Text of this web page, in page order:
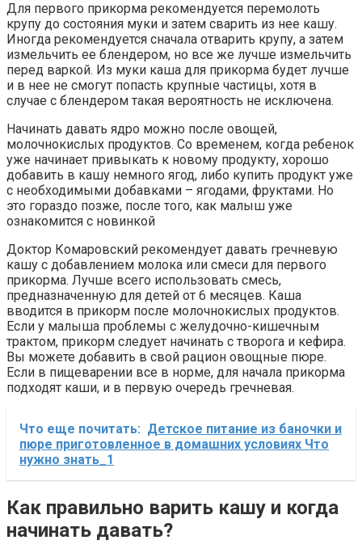
Для первого прикорма рекомендуется перемолоть
крупу до состояния муки и затем сварить из нее кашу.
Иногда рекомендуется сначала отварить крупу, а затем
измельчить ее блендером, но все же лучше измельчить
перед варкой. Из муки каша для прикорма будет лучше
и в нее не смогут попасть крупные частицы, хотя в
случае с блендером такая вероятность не исключена.
Начинать давать ядро ​​можно после овощей,
молочнокислых продуктов. Со временем, когда ребенок
уже начинает привыкать к новому продукту, хорошо
добавить в кашу немного ягод, либо купить продукт уже
с необходимыми добавками – ягодами, фруктами. Но
это гораздо позже, после того, как малыш уже
ознакомится с новинкой
Доктор Комаровский рекомендует давать гречневую
кашу с добавлением молока или смеси для первого
прикорма. Лучше всего использовать смесь,
предназначенную для детей от 6 месяцев. Каша
вводится в прикорм после молочнокислых продуктов.
Если у малыша проблемы с желудочно-кишечным
трактом, прикорм следует начинать с творога и кефира.
Вы можете добавить в свой рацион овощные пюре.
Если в пищеварении все в норме, для начала прикорма
подходят каши, и в первую очередь гречневая.
Что еще почитать: Детское питание из баночки и
пюре приготовленное в домашних условиях Что
нужно знать_1
Как правильно варить кашу и когда
начинать давать?